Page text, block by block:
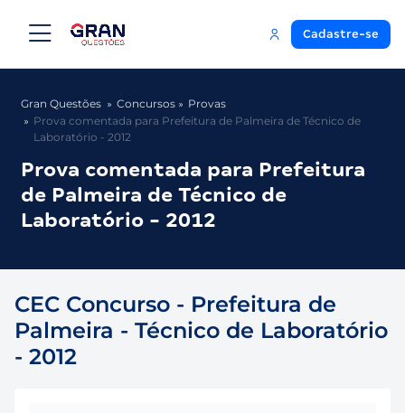
Cadastre-se
Gran Questões Concursos
Provas
Prova comentada para Prefeitura de Palmeira de Técnico de
Laboratório - 2012
Prova comentada para Prefeitura
de Palmeira de Técnico de
Laboratório - 2012
CEC Concurso - Prefeitura de
Palmeira - Técnico de Laboratório
- 2012